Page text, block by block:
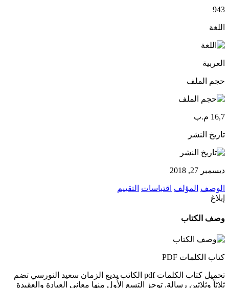
943
اللغة
العربية
حجم الملف
16,7 م.ب
تاريخ النشر
ديسمبر 27, 2018
الوصف المؤلف اقتباسات التقييم
إبلاغ
وصف الكتاب
كتاب الكلمات PDF
تحميل كتاب الكلمات pdf الكاتب بديع الزمان سعيد النورسي تضم
ثلاثاً وثلاثين رسالة. توجز التسع الأُول منها معاني العبادة والعقيدة